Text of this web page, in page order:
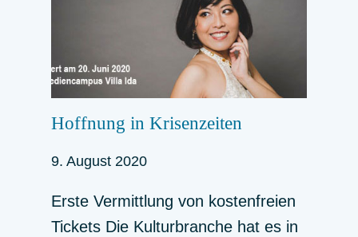
Hoffnung in Krisenzeiten
9. August 2020
Erste Vermittlung von kostenfreien
Tickets Die Kulturbranche hat es in